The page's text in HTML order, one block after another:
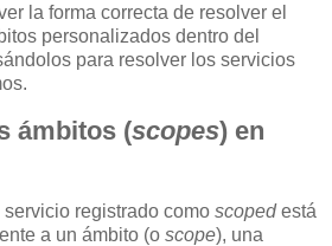
la forma correcta de resolver el
personalizados dentro del
para resolver los servicios
ámbitos (scopes) en
registrado como scopedestá
a un ámbito (o scope), una